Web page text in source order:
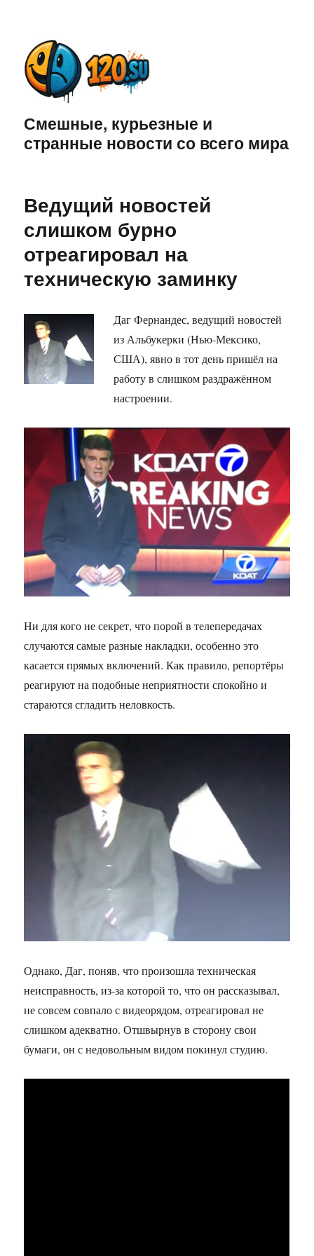
Смешные, курьезные и
странные новости со всего мира
Ведущий новостей
слишком бурно
отреагировал на
техническую заминку
Даг Фернандес, ведущий новостей
из Альбукерки (Нью-Мексико,
США), явно в тот день пришёл на
работу в слишком раздражённом
настроении.
Ни для кого не секрет, что порой в телепередачах
случаются самые разные накладки, особенно это
касается прямых включений. Как правило, репортёры
реагируют на подобные неприятности спокойно и
стараются сгладить неловкость.
Однако, Даг, поняв, что произошла техническая
неисправность, из-за которой то, что он рассказывал,
не совсем совпало с видеорядом, отреагировал не
слишком адекватно. Отшвырнув в сторону свои
бумаги, он с недовольным видом покинул студию.